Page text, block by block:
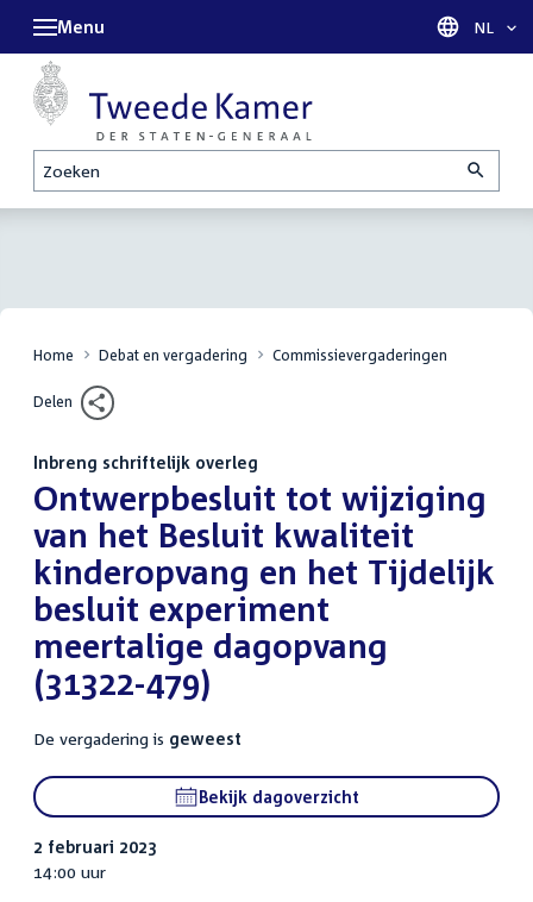
Zoeken
Menu Taal
NL
Home Debat en vergadering Commissievergaderingen
Delen
Inbreng schriftelijk overleg
:Ontwerpbesluit tot wijziging
van het Besluit kwaliteit
kinderopvang en het Tijdelijk
besluit experiment
meertalige dagopvang
(31322-479)
De vergadering is geweest
Bekijk dagoverzicht
2 februari 2023
14:00 uur